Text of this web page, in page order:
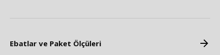
Ebatlar ve Paket Ölçüleri